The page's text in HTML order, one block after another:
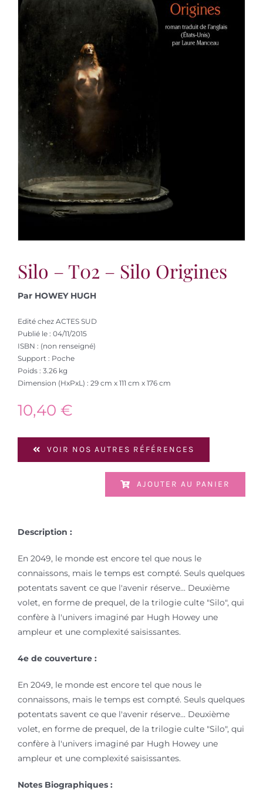
Silo – T02 – Silo Origines
Par HOWEY HUGH
Edité chez ACTES SUD
Publié le : 04/11/2015
ISBN : (non renseigné)
Support : Poche
Poids : 3.26 kg
Dimension (HxPxL) : 29 cm x 111 cm x 176 cm
10,40 €
VOIR NOS AUTRES RÉFÉRENCES
AJOUTER AU PANIER
Description :
En 2049, le monde est encore tel que nous le
connaissons, mais le temps est compté. Seuls quelques
potentats savent ce que l'avenir réserve... Deuxième
volet, en forme de prequel, de la trilogie culte "Silo", qui
confère à l'univers imaginé par Hugh Howey une
ampleur et une complexité saisissantes.
4e de couverture :
En 2049, le monde est encore tel que nous le
connaissons, mais le temps est compté. Seuls quelques
potentats savent ce que l'avenir réserve... Deuxième
volet, en forme de prequel, de la trilogie culte "Silo", qui
confère à l'univers imaginé par Hugh Howey une
ampleur et une complexité saisissantes.
Notes Biographiques :